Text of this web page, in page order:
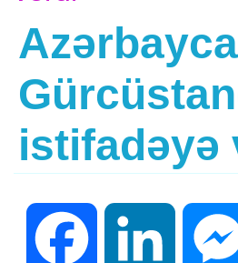
istifadəyə
Facebook LinkedIn